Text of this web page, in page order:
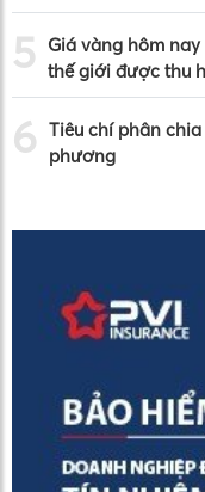
5
Giá vàng hôm
thế giới được thu
6 Tiêu chí phân
phương